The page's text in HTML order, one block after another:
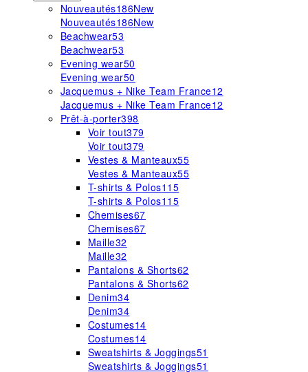
Nouveautés186New
Nouveautés186New
Beachwear53
Beachwear53
Evening wear50
Evening wear50
Jacquemus + Nike Team France12
Jacquemus + Nike Team France12
Prêt-à-porter398
Voir tout379
Voir tout379
Vestes & Manteaux55
Vestes & Manteaux55
T-shirts & Polos115
T-shirts & Polos115
Chemises67
Chemises67
Maille32
Maille32
Pantalons & Shorts62
Pantalons & Shorts62
Denim34
Denim34
Costumes14
Costumes14
Sweatshirts & Joggings51
Sweatshirts & Joggings51